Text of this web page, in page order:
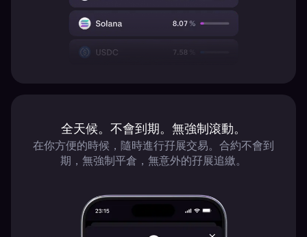
全天候。不會到期。無強制滾動。
在你方便的時候，隨時進行孖展交易。合約不會到
期，無強制平倉，無意外的孖展追繳。